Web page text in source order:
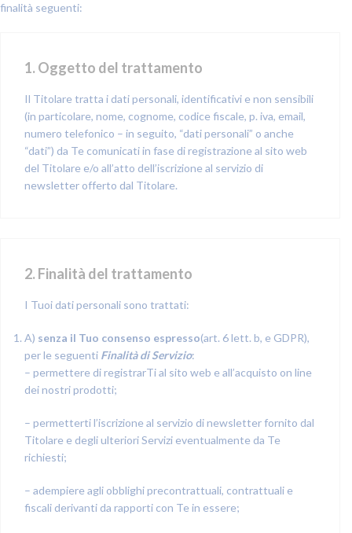
finalità seguenti:
1. Oggetto del trattamento
Il Titolare tratta i dati personali, identificativi e non sensibili
(in particolare, nome, cognome, codice fiscale, p. iva, email,
numero telefonico – in seguito, “dati personali” o anche
“dati”) da Te comunicati in fase di registrazione al sito web
del Titolare e/o all’atto dell’iscrizione al servizio di
newsletter offerto dal Titolare.
2. Finalità del trattamento
I Tuoi dati personali sono trattati:
A) senza il Tuo consenso espresso(art. 6 lett. b, e GDPR),
per le seguenti Finalità di Servizio:
– permettere di registrarTi al sito web e all’acquisto on line
dei nostri prodotti;
– permetterti l’iscrizione al servizio di newsletter fornito dal
Titolare e degli ulteriori Servizi eventualmente da Te
richiesti;
– adempiere agli obblighi precontrattuali, contrattuali e
fiscali derivanti da rapporti con Te in essere;